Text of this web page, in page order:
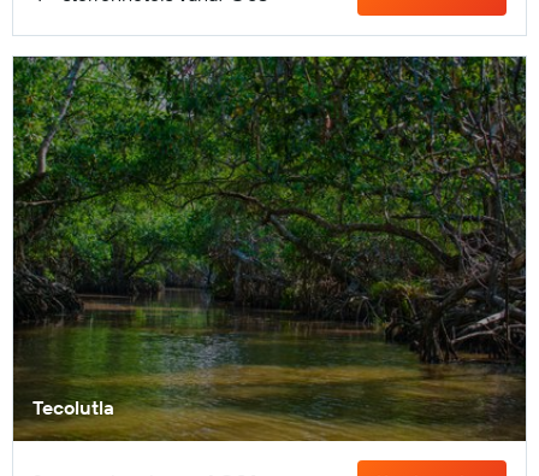
Tecolutla